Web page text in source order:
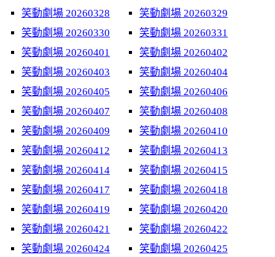
笑動劇場 20260328
笑動劇場 20260329
笑動劇場 20260330
笑動劇場 20260331
笑動劇場 20260401
笑動劇場 20260402
笑動劇場 20260403
笑動劇場 20260404
笑動劇場 20260405
笑動劇場 20260406
笑動劇場 20260407
笑動劇場 20260408
笑動劇場 20260409
笑動劇場 20260410
笑動劇場 20260412
笑動劇場 20260413
笑動劇場 20260414
笑動劇場 20260415
笑動劇場 20260417
笑動劇場 20260418
笑動劇場 20260419
笑動劇場 20260420
笑動劇場 20260421
笑動劇場 20260422
笑動劇場 20260424
笑動劇場 20260425